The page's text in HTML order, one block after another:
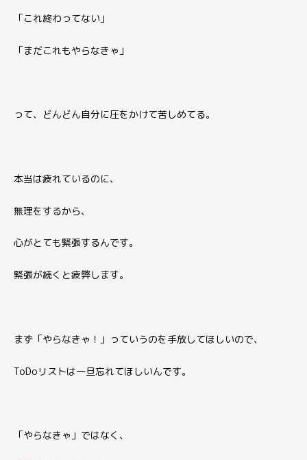
「これ終わってない」
「まだこれもやらなきゃ」
って、どんどん自分に圧をかけて苦しめてる。
本当は疲れているのに、
無理をするから、
心がとても緊張するんです。
緊張が続くと疲弊します。
まず「やらなきゃ！」っていうのを手放してほしいので、
ToDoリストは一旦忘れてほしいんです。
「やらなきゃ」ではなく、